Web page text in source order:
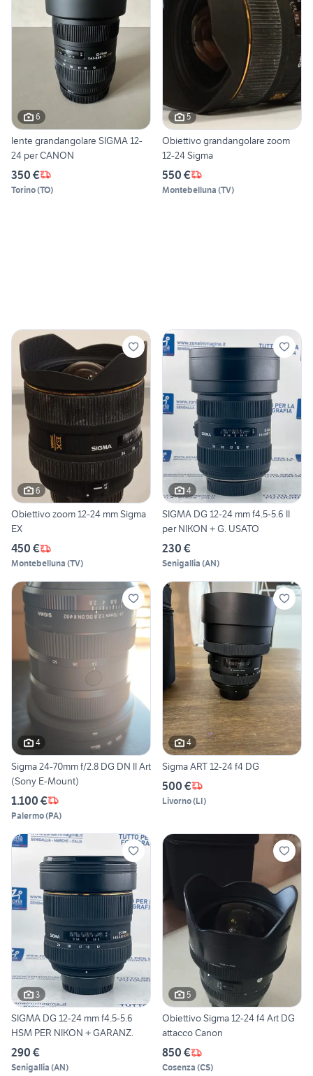
6
lente grandangolare SIGMA 12-
24 per CANON
350 €
Torino(TO)
5
Obiettivo grandangolare zoom
12-24 Sigma
550 €
Montebelluna (TV)
6
Obiettivo zoom 12-24 mm Sigma
EX
450 €
Montebelluna (TV)
4
SIGMA DG 12-24 mm f4.5-5.6 II
per NIKON + G. USATO
230 €
Senigallia (AN)
4
Sigma 24-70mm f/2.8 DG DN II Art
(Sony E-Mount)
1.100 €
Palermo(PA)
4
Sigma ART 12-24 f4 DG
500 €
Livorno(LI)
3
SIGMA DG 12-24 mm f4.5-5.6
HSM PER NIKON + GARANZ.
290 €
Senigallia (AN)
5
Obiettivo Sigma 12-24 f4 Art DG
attacco Canon
850 €
Cosenza (CS)